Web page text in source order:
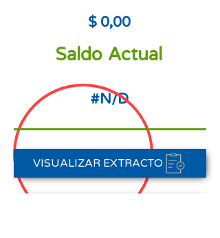
$ 0,00
Saldo Actual
#N/D
VISUALIZAR EXTRACTO